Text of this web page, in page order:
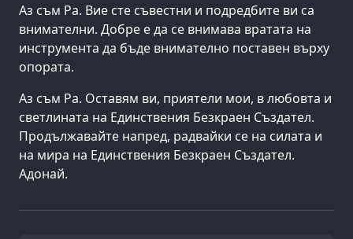
Аз съм Ра. Вие сте съвестни и подредбите ви са
внимателни. Добре е да се внимава вратата на
инструмента да бъде внимателно поставен върху
опората.
Аз съм Ра. Оставям ви, приятели мои, в любовта и
светлината на Единствения Безкраен Създател.
Продължавайте напред, радвайки се на силата и
на мира на Единствения Безкраен Създател.
Адонай.